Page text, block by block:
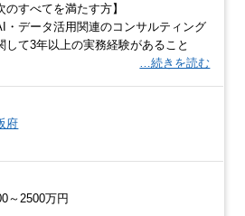
のすべてを満たす方】
・データ活用関連のコンサルティング
して3年以上の実務経験があること
…続きを読む
府
～2500万円